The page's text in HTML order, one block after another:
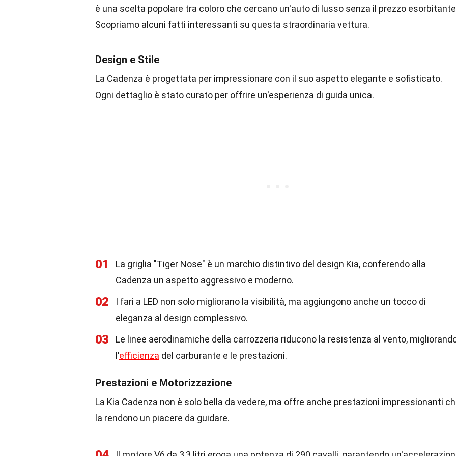
è una scelta popolare tra coloro che cercano un'auto di lusso senza il prezzo
Scopriamo alcuni fatti interessanti su questa straordinaria vettura.
Design e Stile
La Cadenza è progettata per impressionare con il suo aspetto elegante e sofisticato.
Ogni dettaglio è stato curato per offrire un'esperienza di guida unica.
01
La griglia "Tiger Nose" è un marchio distintivo del design Kia, conferendo alla
Cadenza un aspetto aggressivo e moderno.
02
I fari a LED non solo migliorano la visibilità, ma aggiungono anche un tocco di
eleganza al design complessivo.
03
Le linee aerodinamiche della carrozzeria riducono la resistenza al vento,
l'efficienza del carburante e le prestazioni.
Prestazioni e Motorizzazione
La Kia Cadenza non è solo bella da vedere, ma offre anche prestazioni impressionanti
la rendono un piacere da guidare.